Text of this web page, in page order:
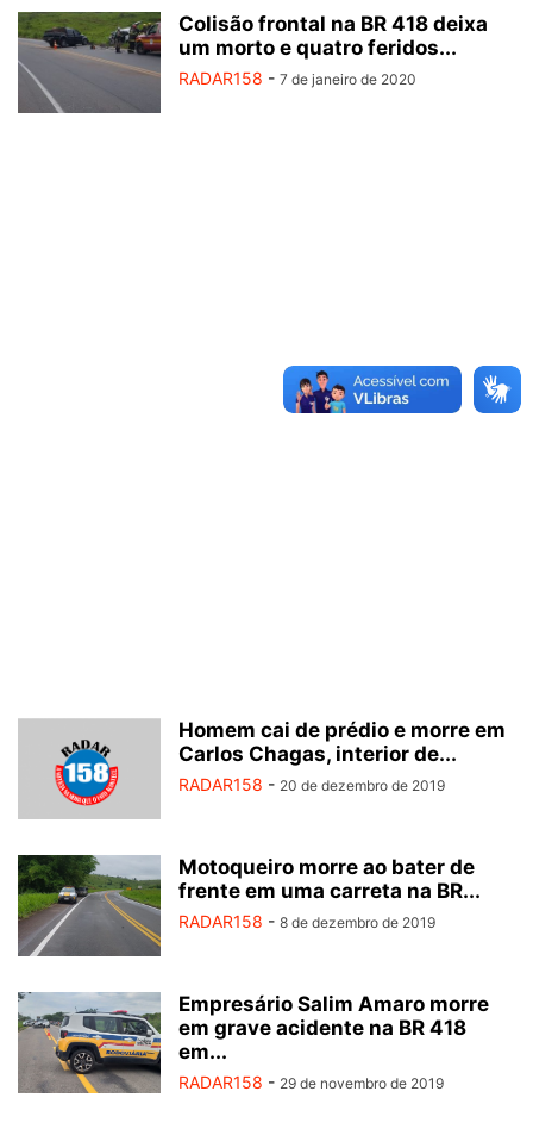
Colisão frontal na BR 418 deixa
um morto e quatro feridos...
RADAR158 - 7 de janeiro de 2020
Homem cai de prédio e morre em
Carlos Chagas, interior de...
RADAR158 - 20 de dezembro de 2019
Motoqueiro morre ao bater de
frente em uma carreta na BR...
RADAR158 - 8 de dezembro de 2019
Empresário Salim Amaro morre
em grave acidente na BR 418
em...
RADAR158 - 29 de novembro de 2019